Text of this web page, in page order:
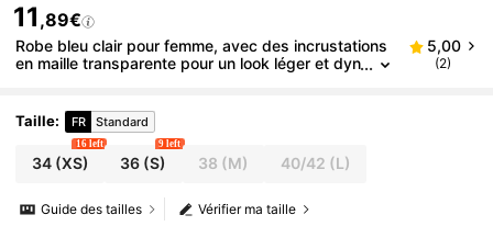
11 ,89€
Robe bleu clair pour femme, avec des incrustations
en maille transparente pour un look léger et dyn
et subtilement en valeur la silhouette, soulignant les
courbes gracieuses. Convient pour les occasions q
uotidiennes, les rendez-vous ou les événements po
ur mettre en avant une délicate féminité.
5,00
(2)
Taille: FR Standard
34(XS)
16 left
36 (S)
9 left
38 (M) 40/42 (L)
Vérifier ma taille
Guide des tailles